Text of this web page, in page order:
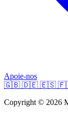
Apoie-nos
🇬🇧 🇩🇪 🇪🇸
Copyright © 2026